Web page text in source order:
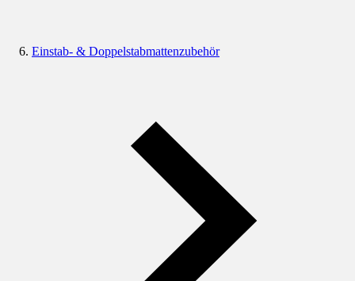
Einstab- & Doppelstabmattenzubehör